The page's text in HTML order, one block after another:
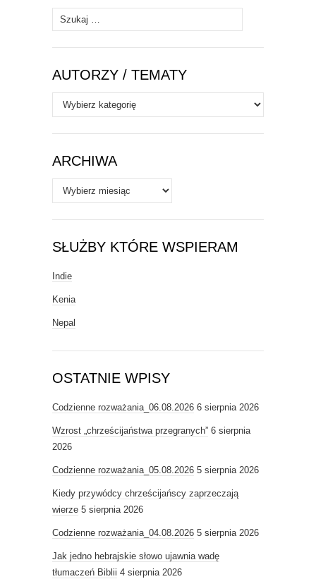
Szukaj:
AUTORZY / TEMATY
Autorzy
/
Tematy
ARCHIWA
Archiwa
SŁUŻBY KTÓRE WSPIERAM
Indie
Kenia
Nepal
OSTATNIE WPISY
Codzienne rozważania_06.08.2026 6 sierpnia 2026
Wzrost „chrześcijaństwa przegranych” 6 sierpnia
2026
Codzienne rozważania_05.08.2026 5 sierpnia 2026
Kiedy przywódcy chrześcijańscy zaprzeczają
wierze 5 sierpnia 2026
Codzienne rozważania_04.08.2026 5 sierpnia 2026
Jak jedno hebrajskie słowo ujawnia wadę
tłumaczeń Biblii 4 sierpnia 2026